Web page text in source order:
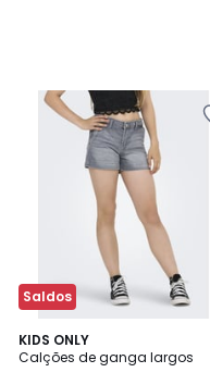
Saldos
KIDS ONLY
Calções de ganga largos